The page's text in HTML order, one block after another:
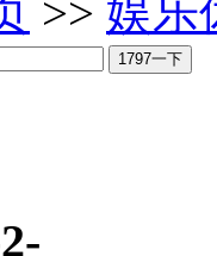
>> 娱乐